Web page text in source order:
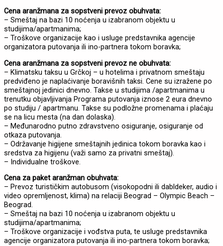
Cena aranžmana za sopstveni prevoz obuhvata:
– Smeštaj na bazi 10 noćenja u izabranom objektu u
studijima/apartmanima;
– Troškove organizacije kao i usluge predstavnika agencije
organizatora putovanja ili ino-partnera tokom boravka;
Cena aranžmana za sopstveni prevoz ne obuhvata:
– Klimatsku taksu u Grčkoj – u hotelima i privatnom smeštaju
predviđeno je naplaćivanje boravišnih taksi. Cene su izražene po
smeštajnoj jedinici dnevno. Takse u studijima /apartmanima u
trenutku objavljivanja Programa putovanja iznose 2 eura dnevno
po studiju / apartmanu. Takse su podložne promenama i plaćaju
se na licu mesta (na dan dolaska).
– Međunarodno putno zdravstveno osiguranje, osiguranje od
otkaza putovanja.
– Održavanje higijene smeštajnih jedinica tokom boravka kao i
sredstva za higijenu (važi samo za privatni smeštaj).
– Individualne troškove.
Cena za paket aranžman obuhvata:
– Prevoz turističkim autobusom (visokopodni ili dabldeker, audio i
video opremljenost, klima) na relaciji Beograd – Olympic Beach –
Beograd.
– Smeštaj na bazi 10 noćenja u izabranom objektu u
studijima/apartmanima;
– Troškove organizacije i vođstva puta, te usluge predstavnika
agencije organizatora putovanja ili ino-partnera tokom boravka;